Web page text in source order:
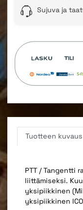
Sujuva ja
Tuotteen kuvaus
PTT / Tangentti
liittämiseksi.
yksipiikkinen
yksipiikkinen